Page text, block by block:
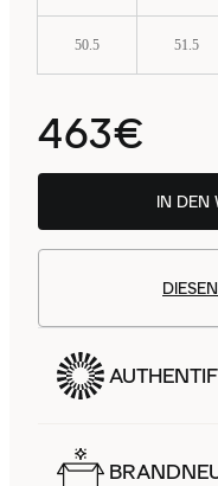
50.5 51.5
463€
IN DEN